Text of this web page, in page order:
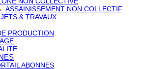
ASSAINISSEMENT NON COLLECTIF
& TRAVAUX
PRODUCTION
ABONNES